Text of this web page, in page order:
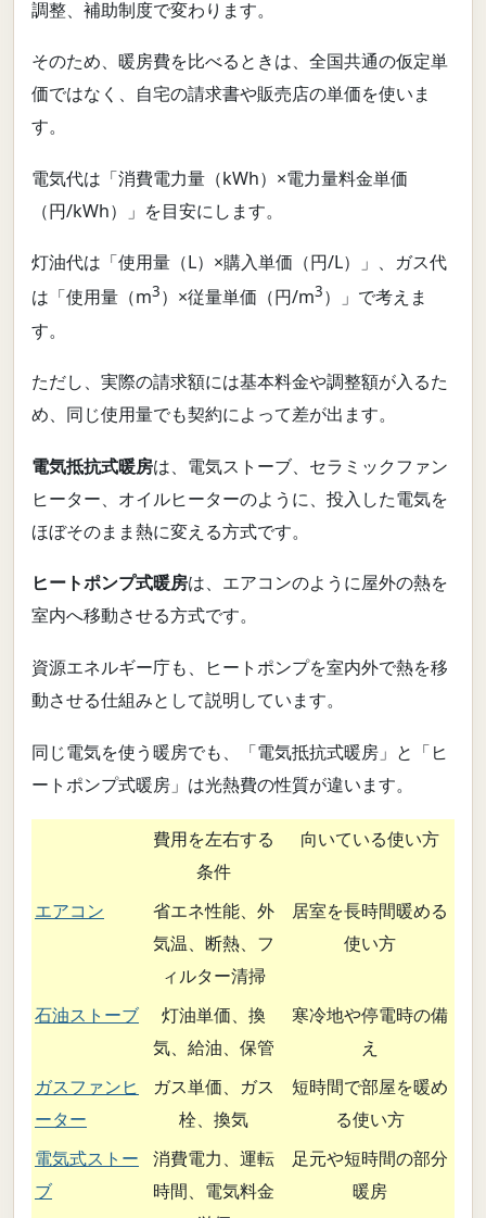
調整、補助制度で変わります。
そのため、暖房費を比べるときは、全国共通の仮定単
価ではなく、自宅の請求書や販売店の単価を使いま
す。
電気代は「消費電力量（kWh）×電力量料金単価
（円/kWh）」を目安にします。
灯油代は「使用量（L）×購入単価（円/L）」、ガス代
は「使用量（m3）×従量単価（円/m3）」で考えま
す。
ただし、実際の請求額には基本料金や調整額が入るた
め、同じ使用量でも契約によって差が出ます。
電気抵抗式暖房は、電気ストーブ、セラミックファン
ヒーター、オイルヒーターのように、投入した電気を
ほぼそのまま熱に変える方式です。
ヒートポンプ式暖房は、エアコンのように屋外の熱を
室内へ移動させる方式です。
資源エネルギー庁も、ヒートポンプを室内外で熱を移
動させる仕組みとして説明しています。
同じ電気を使う暖房でも、「電気抵抗式暖房」と「ヒ
ートポンプ式暖房」は光熱費の性質が違います。
費用を左右する
条件
向いている使い方
エアコン
省エネ性能、外
気温、断熱、フ
ィルター清掃
居室を長時間暖める
使い方
石油ストーブ
灯油単価、換
気、給油、保管
寒冷地や停電時の備
え
ガスファンヒ
ーター
ガス単価、ガス
栓、換気
短時間で部屋を暖め
る使い方
電気式ストー
ブ
消費電力、運転
時間、電気料金
足元や短時間の部分
暖房